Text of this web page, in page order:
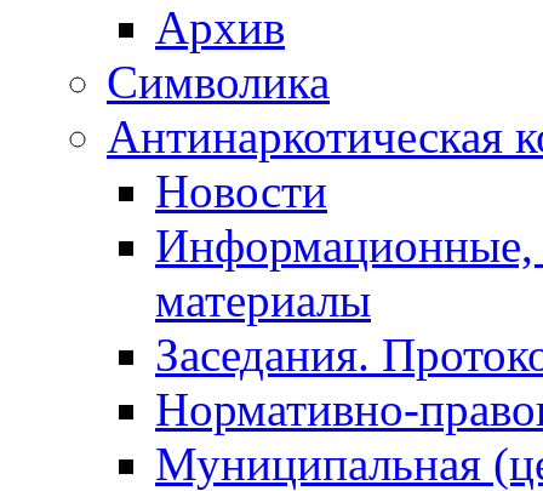
Архив
Символика
Антинаркотическая
Новости
Информационные,
материалы
Заседания.
Нормативно-
Муниципальная